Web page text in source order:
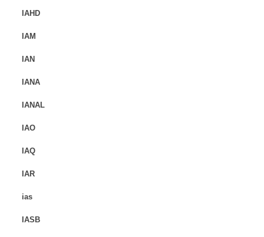
IAHD
IAM
IAN
IANA
IANAL
IAO
IAQ
IAR
ias
IASB